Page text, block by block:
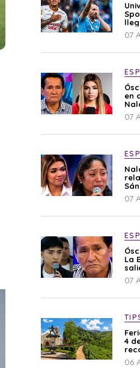
07
en
se
07
07
La
por
07
4
06